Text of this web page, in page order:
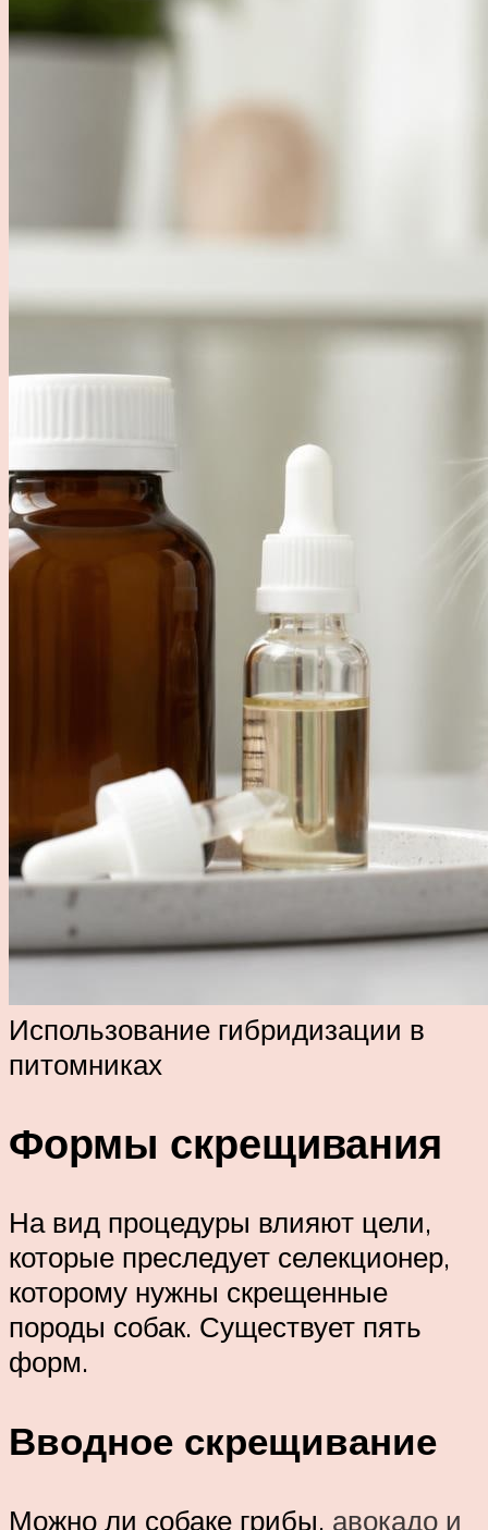
Использование гибридизации в
питомниках
Формы скрещивания
На вид процедуры влияют цели,
которые преследует селекционер,
которому нужны скрещенные
породы собак. Существует пять
форм.
Вводное скрещивание
Можно ли собаке грибы, авокадо и